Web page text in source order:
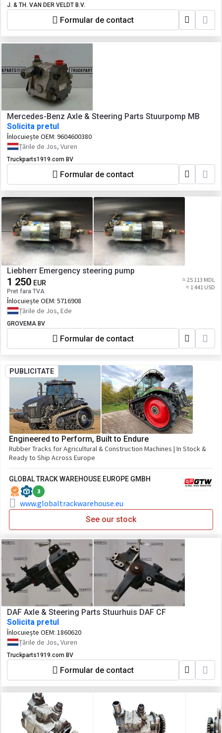
J. & TH. VAN DER VELDT B.V.
Formular de contact
Mercedes-Benz Axle & Steering Parts Stuurpomp MB
Solicita pretul
Înlocuiește OEM: 9604600380
Țările de Jos, Vuren
Truckparts1919.com BV
Formular de contact
Liebherr Emergency steering pump
1 250 EUR
Pret fara TVA
≈ 25 113 MDL
≈ 1 441 USD
Înlocuiește OEM: 5716908
Țările de Jos, Ede
GROVEMA BV
Formular de contact
PUBLICITATE
Engineered to Perform, Built to Endure
Rubber Tracks for Agricultural & Construction Machines | In Stock &
Ready to Ship Across Europe
GLOBAL TRACK WAREHOUSE EUROPE GMBH
3
www.globaltrackwarehouse.eu
See our stock
DAF Axle & Steering Parts Stuurhuis DAF CF
Solicita pretul
Înlocuiește OEM: 1860620
Țările de Jos, Vuren
Truckparts1919.com BV
Formular de contact